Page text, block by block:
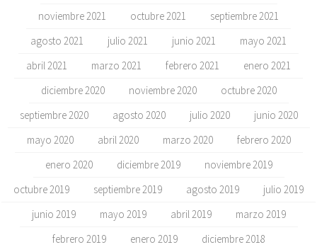
noviembre 2021
octubre 2021
septiembre 2021
agosto 2021
julio 2021 junio 2021
mayo 2021
abril 2021
marzo 2021 febrero 2021
enero 2021
diciembre 2020
noviembre 2020
octubre 2020
septiembre 2020
agosto 2020 julio 2020
junio 2020
mayo 2020
abril 2020 marzo 2020
febrero 2020
enero 2020
diciembre 2019
noviembre 2019
octubre 2019
septiembre 2019 agosto 2019
julio 2019
junio 2019
mayo 2019 abril 2019
marzo 2019
febrero 2019
enero 2019
diciembre 2018